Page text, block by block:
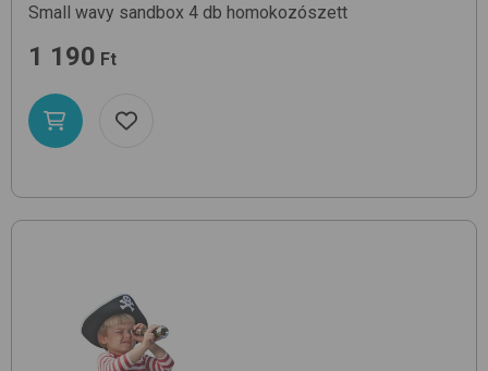
Small wavy sandbox 4 db homokozószett
1 190 Ft